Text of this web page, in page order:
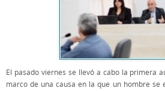
El pasado viernes se llevó a cabo la primera
marco de una causa en la que un hombre se